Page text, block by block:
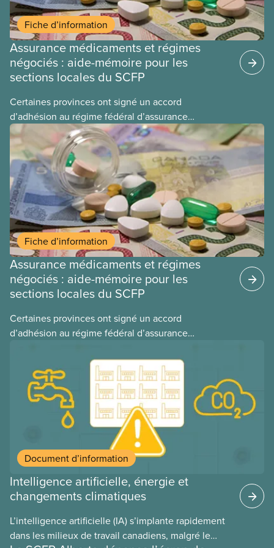
Fiche d’information
Assurance médicaments et régimes
négociés : aide-mémoire pour les
sections locales du SCFP
Certaines provinces ont signé un accord
d’adhésion au régime fédéral d’assurance
médicaments. Les sections locales du SCFP dans
ces provinces s’interrogent sur l’incidence que ce
régime pourrait avoir sur leurs avantages
sociaux actuels.
Fiche d’information
Assurance médicaments et régimes
négociés : aide-mémoire pour les
sections locales du SCFP
Certaines provinces ont signé un accord
d’adhésion au régime fédéral d’assurance
ces provinces s’interrogent sur l’incidence que ce
régime pourrait avoir sur leurs avantages
sociaux actuels.
Document d’information
Intelligence artificielle, énergie et
changements climatiques
L’intelligence artificielle (IA) s’implante rapidement
dans les milieux de travail canadiens, malgré le